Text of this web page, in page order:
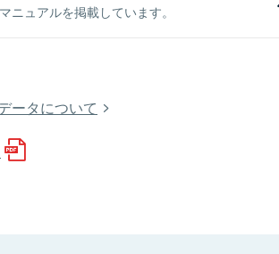
ニュアルを掲載しています。
ータについて